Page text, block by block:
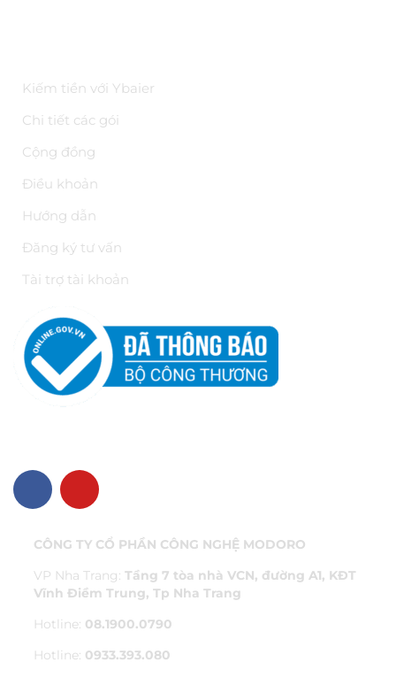
Kiếm tiền với Ybaier
Chi tiết các gói
Cộng đồng
Điều khoản
Hướng dẫn
Đăng ký tư vấn
Tài trợ tài khoản
CÔNG TY CỔ PHẦN CÔNG NGHỆ MODORO
VP Nha Trang: Tầng 7 tòa nhà VCN, đường A1, KĐT
Vĩnh Điềm Trung, Tp Nha Trang
Hotline: 08.1900.0790
Hotline: 0933.393.080